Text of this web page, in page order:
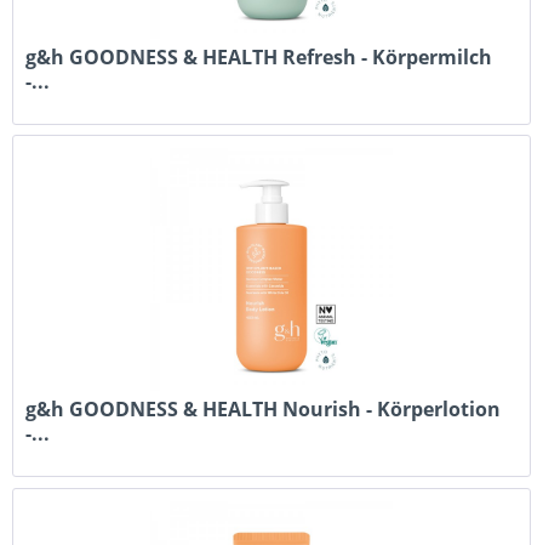
g&h GOODNESS & HEALTH Refresh - Körpermilch
-...
g&h GOODNESS & HEALTH Nourish - Körperlotion
-...